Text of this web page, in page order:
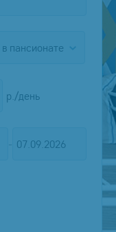
р./день
-